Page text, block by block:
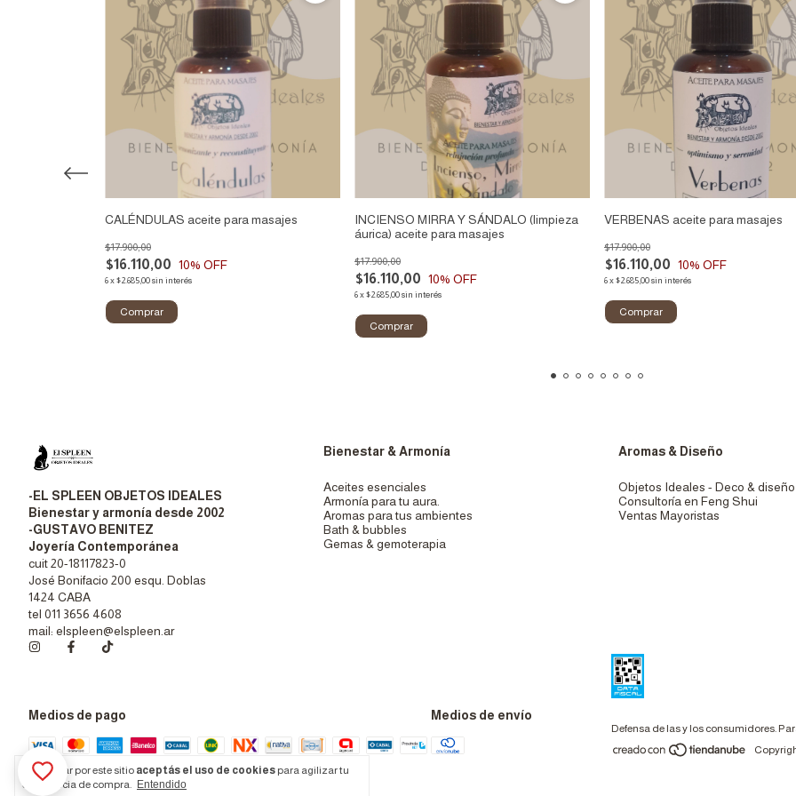
Al navegar por este sitio aceptás el uso de cookies para agilizar tu
experiencia de compra. Entendido
CALÉNDULAS aceite para masajes
$16.110,00
$17.900,00
10% OFF
6x$2.685,00sin interés
INCIENSO MIRRA Y SÁNDALO (limpieza
áurica) aceite para masajes
$16.110,00
$17.900,00
10% OFF
6x$2.685,00sin interés
VERBENAS aceite para masajes
$16.110,00
$17.900,00
10% OFF
6x$2.685,00sin interés
-EL SPLEEN OBJETOS IDEALES
Bienestar y armonía desde 2002
-GUSTAVO BENITEZ
Joyería Contemporánea
cuit 20-18117823-0
José Bonifacio 200 esqu. Doblas
1424 CABA
tel 011 3656 4608
mail: elspleen@elspleen.ar
Bienestar & Armonía
Aceites esenciales
Armonía para tu aura.
Aromas para tus ambientes
Bath & bubbles
Gemas & gemoterapia
Aromas & Diseño
Objetos Ideales - Deco & diseño
Consultoría en Feng Shui
Ventas Mayoristas
Medios de pago Medios de envío
Defensa de las y los consumidores.
GabiL dejo una resena ★★★★★
FÓRMULA 31 armonizador áurico Relax
natural
Ver producto